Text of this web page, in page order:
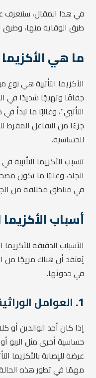
في هذا المقال، سنتعرف
طرق الوقاية منها، وطرق
ما هي الأكزيما
الأكزيما التأتبية هي
جفافًا وتهيجًا شديدًا في
التأتبي”، وغالبًا ما تبدأ
جزءًا من التفاعل المفرط
للحساسية.
تتسبب الأكزيما
الجلد، وغالبًا ما تكون
في مناطق مختلفة من
أسباب الأكزيما
الأسباب الدقيقة
يُعتقد أن هناك مزيجًا من
في حدوثها.
1. العوامل
إذا كان أحد الوالدين أو
حساسية أخرى مثل الربو
عرضة للإصابة بالأكزيما
مهمًا في تطور هذه